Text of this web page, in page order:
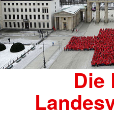
Die